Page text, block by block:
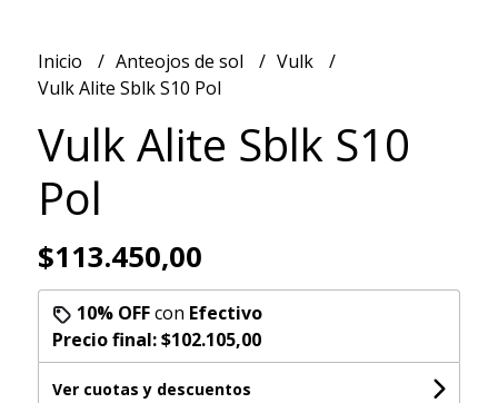
Inicio Anteojos de sol
Vulk
Vulk Alite Sblk S10 Pol
Vulk Alite Sblk S10
Pol
$113.450,00
10% OFFcon Efectivo
Precio final:$102.105,00
Ver cuotas y descuentos